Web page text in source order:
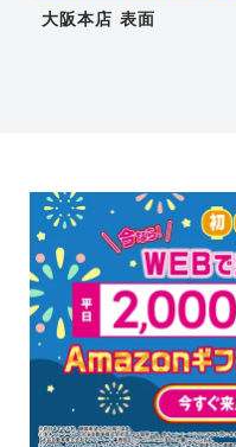
大阪本店 表面